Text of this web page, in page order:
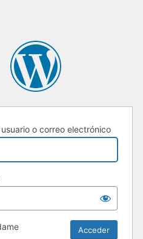
o correo electrónico